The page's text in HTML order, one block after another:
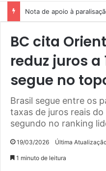
Nota de apoio à
BC cita
reduz juros a
segue no
Brasil segue entre os
taxas de juros reais
segundo no ranking
19/03/2026 Última
1 minuto de leitura